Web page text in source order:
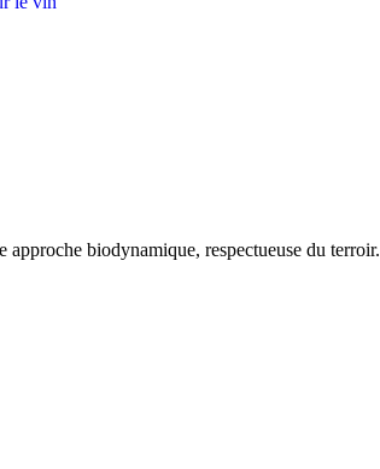
biodynamique, respectueuse du terroir.